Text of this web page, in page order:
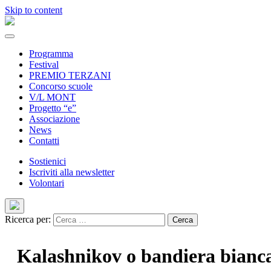
Skip to content
Programma
Festival
PREMIO TERZANI
Concorso scuole
V/L MONT
Progetto “e”
Associazione
News
Contatti
Sostienici
Iscriviti alla newsletter
Volontari
Ricerca per:
Kalashnikov o bandiera